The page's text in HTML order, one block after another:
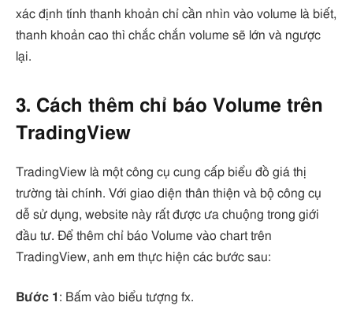
xác định tính thanh khoản chỉ cần nhìn vào volume là biết,
thanh khoản cao thì chắc chắn volume sẽ lớn và ngược
lại.
3. Cách thêm chỉ báo Volume trên
TradingView
TradingView là một công cụ cung cấp biểu đồ giá thị
trường tài chính. Với giao diện thân thiện và bộ công cụ
dễ sử dụng, website này rất được ưa chuộng trong giới
đầu tư. Để thêm chỉ báo Volume vào chart trên
TradingView, anh em thực hiện các bước sau:
Bước 1 : Bấm vào biểu tượng fx.